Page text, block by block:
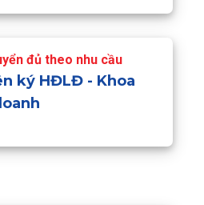
đủ theo nhu cầu
ký HĐLĐ - Khoa